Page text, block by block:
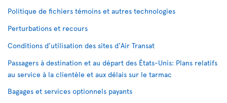
Politique de fichiers témoins et autres technologies
Perturbations et recours
Conditions d’utilisation des sites d'Air Transat
Passagers à destination et au départ des États-Unis: Plans relatifs
au service à la clientèle et aux délais sur le tarmac
Bagages et services optionnels payants